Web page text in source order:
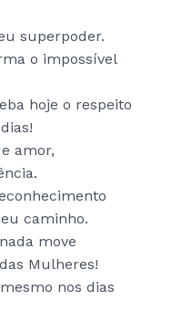
superpoder.
o impossível
hoje o respeito
amor,
caminho.
move
Mulheres!
nos dias